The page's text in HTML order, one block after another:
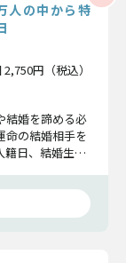
人の中から特
2,750円（税込）
結婚を諦める必
命の結婚相手を
籍日、結婚生活